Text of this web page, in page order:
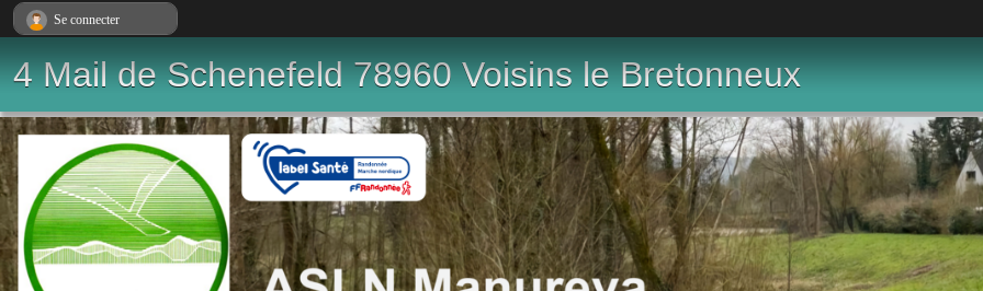
4 Mail de Schenefeld 78960 Voisins le Bretonneux
Se connecter
Panneau de gestion des cookies